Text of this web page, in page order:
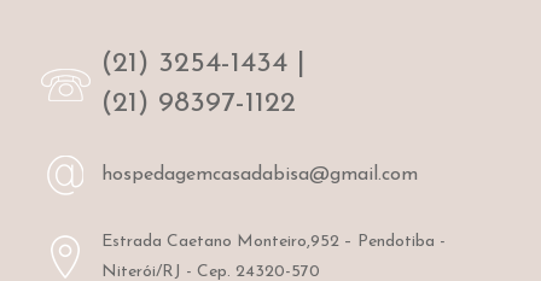
(21) 3254-1434
(21) 98397-1122
hospedagemcasadabisa@gmail.com
Estrada Caetano Monteiro,952 – Pendotiba -
Niterói/RJ - Cep. 24320-570